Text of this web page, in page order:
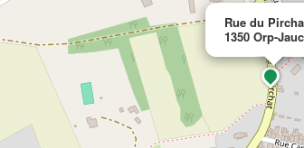
Rue du
1350 Orp-